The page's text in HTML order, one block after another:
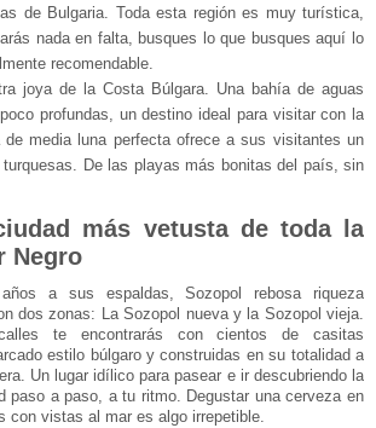
de Bulgaria. Toda esta región es muy turística,
nada en falta, busques lo que busques aquí lo
recomendable.
joya de la Costa Búlgara. Una bahía de aguas
profundas, un destino ideal para visitar con la
media luna perfecta ofrece a sus visitantes un
De las playas más bonitas del país, sin
más vetusta de toda la
Negro
a sus espaldas, Sozopol rebosa riqueza
dos zonas: La Sozopol nueva y la Sozopol vieja.
te encontrarás con cientos de casitas
estilo búlgaro y construidas en su totalidad a
Un lugar idílico para pasear e ir descubriendo la
paso a paso, a tu ritmo. Degustar una cerveza en
con vistas al mar es algo irrepetible.